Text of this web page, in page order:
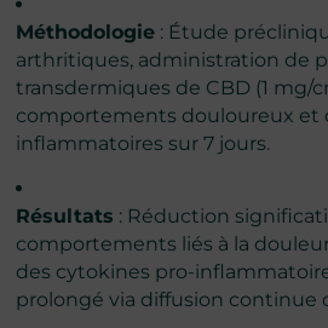
Méthodologie : Étude
arthritiques, administration de
transdermiques de CBD (1 mg/
comportements douloureux et
inflammatoires sur 7 jours.
Résultats : Réduction
comportements liés à la
des cytokines pro-
prolongé via diffusion continue